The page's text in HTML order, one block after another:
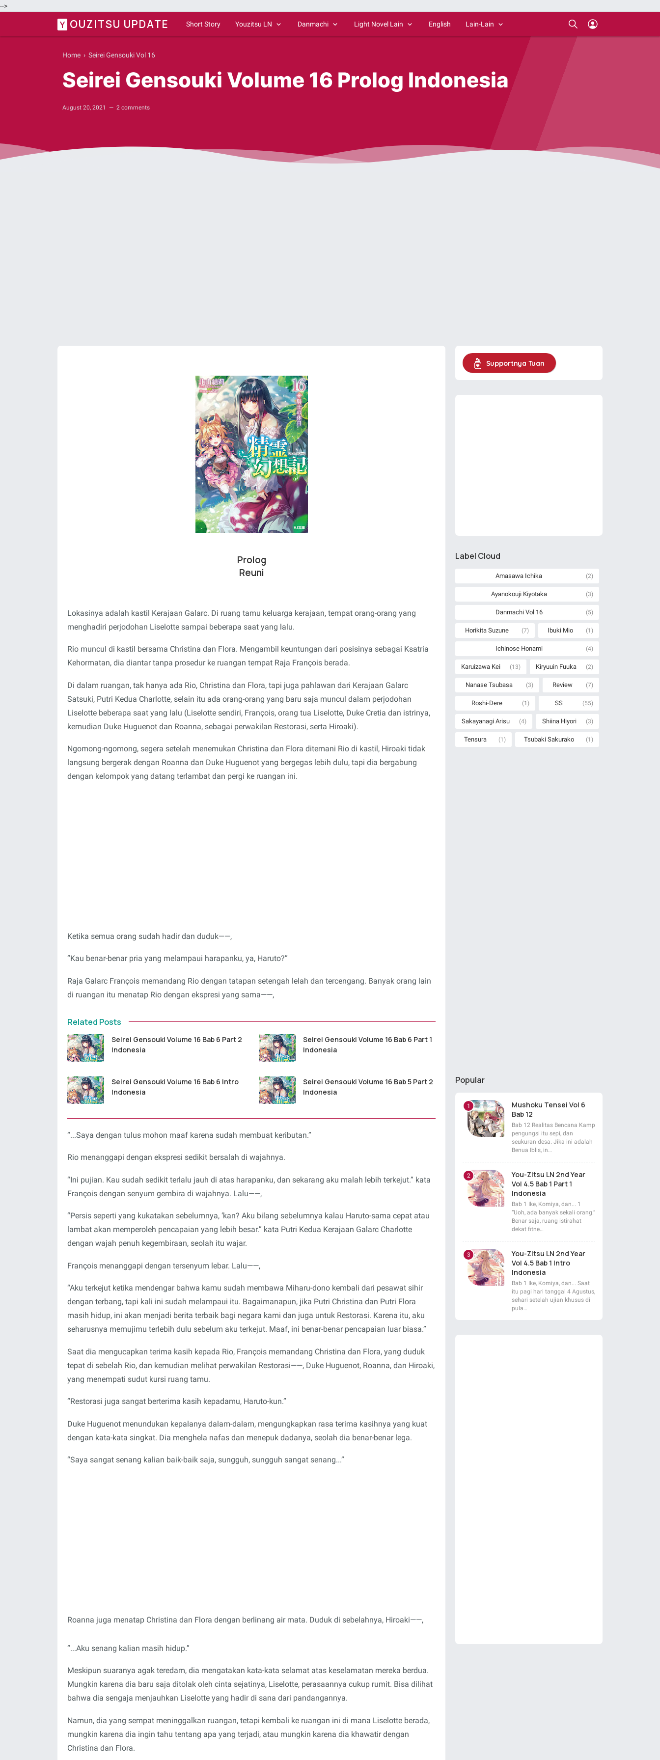
-->
Y OUZITSU UPDATE Short Story Youzitsu LN Danmachi Light Novel Lain English Lain-Lain
Home › Seirei Gensouki Vol 16
Seirei Gensouki Volume 16 Prolog Indonesia
August 20, 2021 2 comments
Prolog
Reuni
Lokasinya adalah kastil Kerajaan Galarc. Di ruang tamu keluarga kerajaan, tempat orang-orang yang
menghadiri perjodohan Liselotte sampai beberapa saat yang lalu.
Rio muncul di kastil bersama Christina dan Flora. Mengambil keuntungan dari posisinya sebagai Ksatria
Kehormatan, dia diantar tanpa prosedur ke ruangan tempat Raja François berada.
Di dalam ruangan, tak hanya ada Rio, Christina dan Flora, tapi juga pahlawan dari Kerajaan Galarc
Satsuki, Putri Kedua Charlotte, selain itu ada orang-orang yang baru saja muncul dalam perjodohan
Liselotte beberapa saat yang lalu (Liselotte sendiri, François, orang tua Liselotte, Duke Cretia dan istrinya,
kemudian Duke Huguenot dan Roanna, sebagai perwakilan Restorasi, serta Hiroaki).
Ngomong-ngomong, segera setelah menemukan Christina dan Flora ditemani Rio di kastil, Hiroaki tidak
langsung bergerak dengan Roanna dan Duke Huguenot yang bergegas lebih dulu, tapi dia bergabung
dengan kelompok yang datang terlambat dan pergi ke ruangan ini.
Ketika semua orang sudah hadir dan duduk——,
“Kau benar-benar pria yang melampaui harapanku, ya, Haruto?”
Raja Galarc François memandang Rio dengan tatapan setengah lelah dan tercengang. Banyak orang lain
di ruangan itu menatap Rio dengan ekspresi yang sama——,
Related Posts
Seirei Gensouki Volume 16 Bab 6 Part 2
Indonesia
Seirei Gensouki Volume 16 Bab 6 Part 1
Indonesia
Seirei Gensouki Volume 16 Bab 6 Intro
Indonesia
Seirei Gensouki Volume 16 Bab 5 Part 2
Indonesia
“...Saya dengan tulus mohon maaf karena sudah membuat keributan.”
Rio menanggapi dengan ekspresi sedikit bersalah di wajahnya.
“Ini pujian. Kau sudah sedikit terlalu jauh di atas harapanku, dan sekarang aku malah lebih terkejut.” kata
François dengan senyum gembira di wajahnya. Lalu——,
“Persis seperti yang kukatakan sebelumnya, ‘kan? Aku bilang sebelumnya kalau Haruto-sama cepat atau
lambat akan memperoleh pencapaian yang lebih besar.” kata Putri Kedua Kerajaan Galarc Charlotte
dengan wajah penuh kegembiraan, seolah itu wajar.
François menanggapi dengan tersenyum lebar. Lalu——,
“Aku terkejut ketika mendengar bahwa kamu sudah membawa Miharu-dono kembali dari pesawat sihir
dengan terbang, tapi kali ini sudah melampaui itu. Bagaimanapun, jika Putri Christina dan Putri Flora
masih hidup, ini akan menjadi berita terbaik bagi negara kami dan juga untuk Restorasi. Karena itu, aku
seharusnya memujimu terlebih dulu sebelum aku terkejut. Maaf, ini benar-benar pencapaian luar biasa.”
Saat dia mengucapkan terima kasih kepada Rio, François memandang Christina dan Flora, yang duduk
tepat di sebelah Rio, dan kemudian melihat perwakilan Restorasi——, Duke Huguenot, Roanna, dan Hiroaki,
yang menempati sudut kursi ruang tamu.
“Restorasi juga sangat berterima kasih kepadamu, Haruto-kun.”
Duke Huguenot menundukan kepalanya dalam-dalam, mengungkapkan rasa terima kasihnya yang kuat
dengan kata-kata singkat. Dia menghela nafas dan menepuk dadanya, seolah dia benar-benar lega.
“Saya sangat senang kalian baik-baik saja, sungguh, sungguh sangat senang...”
Roanna juga menatap Christina dan Flora dengan berlinang air mata. Duduk di sebelahnya, Hiroaki——,
“...Aku senang kalian masih hidup.”
Meskipun suaranya agak teredam, dia mengatakan kata-kata selamat atas keselamatan mereka berdua.
Mungkin karena dia baru saja ditolak oleh cinta sejatinya, Liselotte, perasaannya cukup rumit. Bisa dilihat
bahwa dia sengaja menjauhkan Liselotte yang hadir di sana dari pandangannya.
Namun, dia yang sempat meninggalkan ruangan, tetapi kembali ke ruangan ini di mana Liselotte berada,
mungkin karena dia ingin tahu tentang apa yang terjadi, atau mungkin karena dia khawatir dengan
Christina dan Flora.
Supportnya Tuan
Label Cloud
Amasawa Ichika (2)
Ayanokouji Kiyotaka (3)
Danmachi Vol 16 (5)
Horikita Suzune (7) Ibuki Mio (1)
Ichinose Honami (4)
Karuizawa Kei (13) Kiryuuin Fuuka (2)
Nanase Tsubasa (3) Review (7)
Roshi-Dere (1) SS (55)
Sakayanagi Arisu (4) Shiina Hiyori (3)
Tensura (1) Tsubaki Sakurako (1)
Popular
Mushoku Tensei Vol 6
Bab 12
Bab 12 Realitas Bencana Kamp
pengungsi itu sepi, dan
seukuran desa. Jika ini adalah
Benua Iblis, in…
You-Zitsu LN 2nd Year
Vol 4.5 Bab 1 Part 1
Indonesia
Bab 1 Ike, Komiya, dan... 1
“Uoh, ada banyak sekali orang.”
Benar saja, ruang istirahat
dekat fitne…
You-Zitsu LN 2nd Year
Vol 4.5 Bab 1 Intro
Indonesia
Bab 1 Ike, Komiya, dan... Saat
itu pagi hari tanggal 4 Agustus,
sehari setelah ujian khusus di
pula…